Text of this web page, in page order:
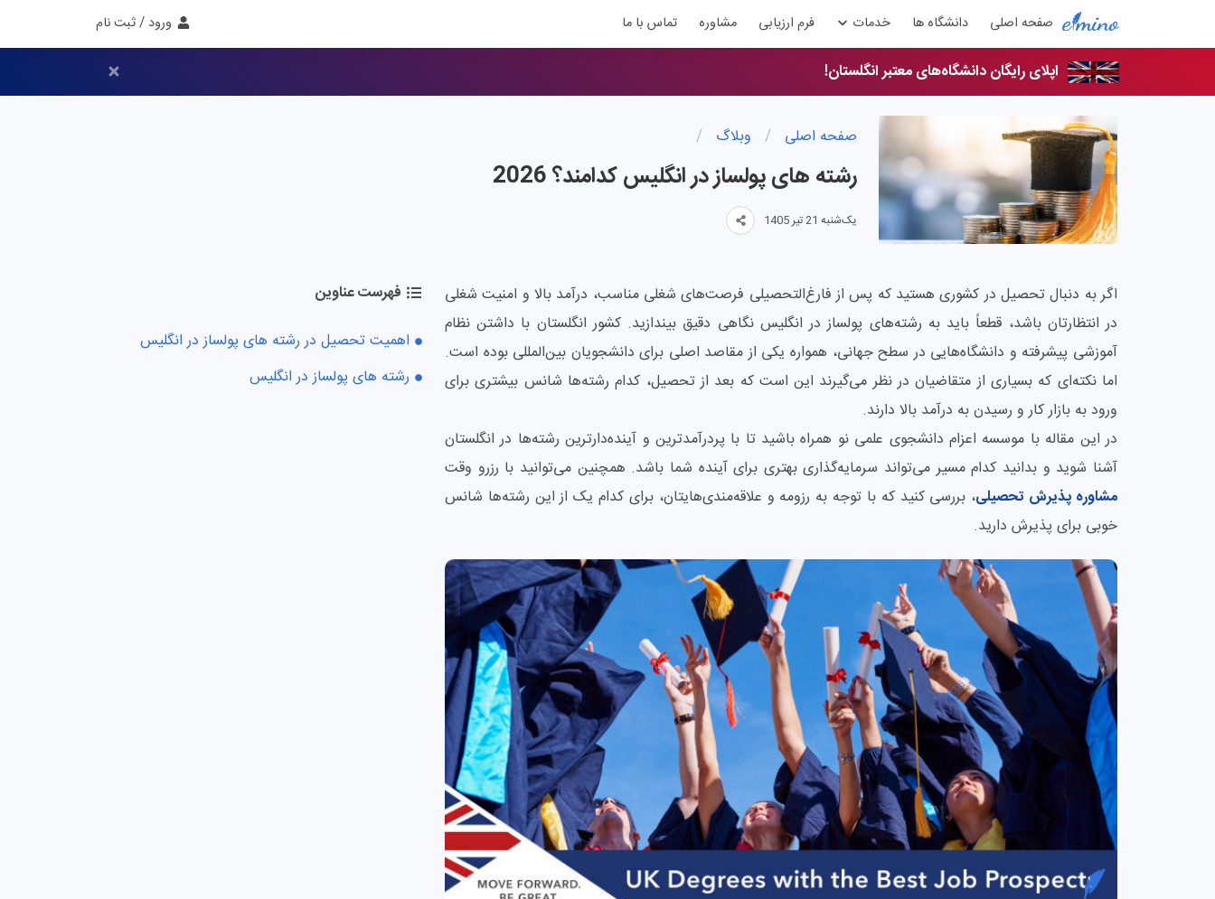
صفحه اصلی دانشگاه ها خدمات فرم ارزیابی مشاوره تماس با ما ورود / ثبت نام
اپلای رایگان دانشگاه‌های معتبر انگلستان!
صفحه اصلی / وبلاگ /
رشته های پولساز در انگلیس کدامند؟ 2026
یک‌شنبه 21 تیر 1405
فهرست عناوین
اهمیت تحصیل در رشته های پولساز در انگلیس
رشته های پولساز در انگلیس
اگر به دنبال تحصیل در کشوری هستید که پس از فارغ‌التحصیلی فرصت‌های شغلی مناسب، درآمد بالا و امنیت شغلی
در انتظارتان باشد، قطعاً باید به رشته‌های پولساز در انگلیس نگاهی دقیق بیندازید. کشور انگلستان با داشتن نظام
آموزشی پیشرفته و دانشگاه‌هایی در سطح جهانی، همواره یکی از مقاصد اصلی برای دانشجویان بین‌المللی بوده است.
اما نکته‌ای که بسیاری از متقاضیان در نظر می‌گیرند این است که بعد از تحصیل، کدام رشته‌ها شانس بیشتری برای
ورود به بازار کار و رسیدن به درآمد بالا دارند.
در این مقاله با موسسه اعزام دانشجوی علمی نو همراه باشید تا با پردرآمدترین و آینده‌دارترین رشته‌ها در انگلستان
آشنا شوید و بدانید کدام مسیر می‌تواند سرمایه‌گذاری بهتری برای آینده شما باشد. همچنین می‌توانید با رزرو وقت
مشاوره پذیرش تحصیلی، بررسی کنید که با توجه به رزومه و علاقه‌مندی‌هایتان، برای کدام یک از این رشته‌ها شانس
خوبی برای پذیرش دارید.